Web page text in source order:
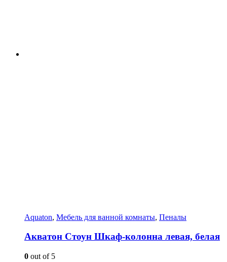
Aquaton, Мебель для ванной комнаты, Пеналы
Акватон Стоун Шкаф-колонна левая, белая
0 out of 5